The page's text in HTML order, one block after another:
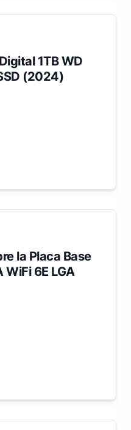
1TB WD
(2024)
la Placa Base
6E LGA